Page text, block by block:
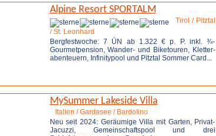
Alpine Resort SPORTALM
Tirol / Pitztal
/ St. Leonhard
Bergfestwoche: 7 ÜN ab 1.322 € p. P. inkl. ¾-
Gourmetpension, Wander- und Biketouren, Kletter-
abenteuern, Infinitypool und Pitztal Sommer Card...
MySummer Lakeside Villa
Italien / Gardasee / Bardolino
Neu seit 2024: Geräumige Villa mit Garten, Privat-
Jacuzzi, Gemeinschaftspool und drei